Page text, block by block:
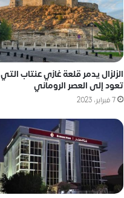
الزلزال يدمر قلعة غازي عنتاب التي
تعود إلى العصر الروماني
7 فبراير، 2023